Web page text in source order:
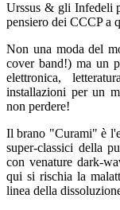
Urssus & gli Infedeli
pensiero dei CCCP a
Non una moda del
cover band!) ma un
elettronica,
installazioni per un
non perdere!
Il brano "Curami" è
super-classici della
con venature dark-
qui si rischia la
linea della